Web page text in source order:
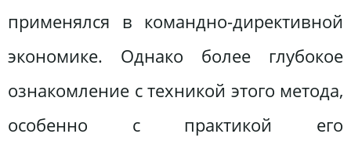
применялся в командно-директивной
экономике. Однако более глубокое
ознакомление с техникой этого метода,
особенно с практикой его